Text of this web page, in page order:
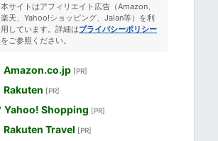
本サイトはアフィリエイト広告（Amazon、
楽天、Yahoo!ショッピング、Jalan等）を利
用しています。詳細はプライバシーポリシー
をご参照ください。
Amazon.co.jp [PR]
Rakuten [PR]
Yahoo! Shopping [PR]
Rakuten Travel [PR]